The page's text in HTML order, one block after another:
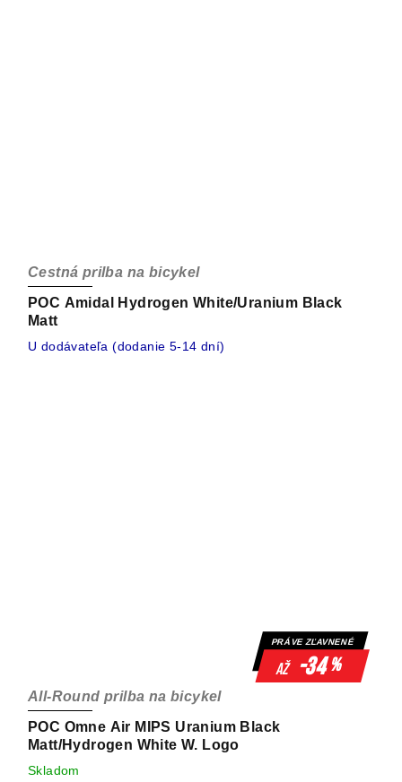
POC Amidal Hydrogen White/Uranium Black
Matt
Cestná prilba na bicykel
U dodávateľa (dodanie 5-14 dní)
PRÁVE ZĽAVNENÉ
až -34%
POC Omne Air MIPS Uranium Black
Matt/Hydrogen White W. Logo
All-Round prilba na bicykel
Skladom